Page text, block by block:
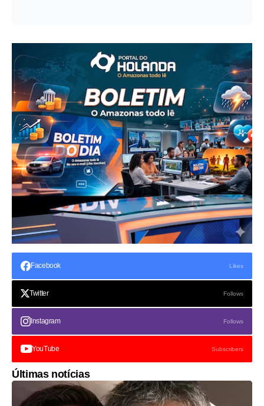
Facebook Likes
Twitter Follows
Instagram Follows
YouTube Subscribers
Últimas notícias